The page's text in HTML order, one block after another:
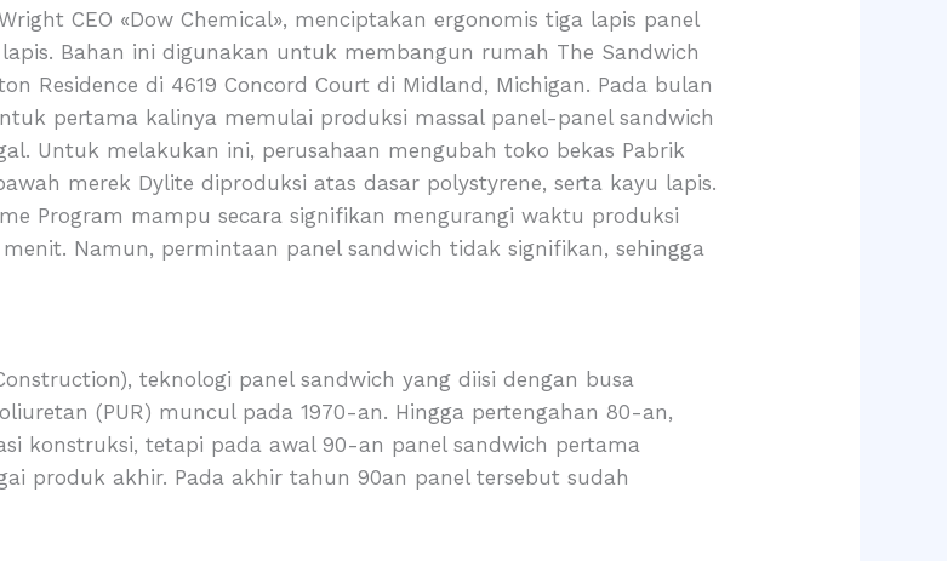
CEO «Dow Chemical», menciptakan ergonomis tiga lapis panel
Bahan ini digunakan untuk membangun rumah The Sandwich
Residence di 4619 Concord Court di Midland, Michigan. Pada bulan
pertama kalinya memulai produksi massal panel-panel sandwich
Untuk melakukan ini, perusahaan mengubah toko bekas Pabrik
merek Dylite diproduksi atas dasar polystyrene, serta kayu lapis.
Program mampu secara signifikan mengurangi waktu produksi
Namun, permintaan panel sandwich tidak signifikan, sehingga
teknologi panel sandwich yang diisi dengan busa
(PUR) muncul pada 1970-an. Hingga pertengahan 80-an,
konstruksi, tetapi pada awal 90-an panel sandwich pertama
produk akhir. Pada akhir tahun 90an panel tersebut sudah